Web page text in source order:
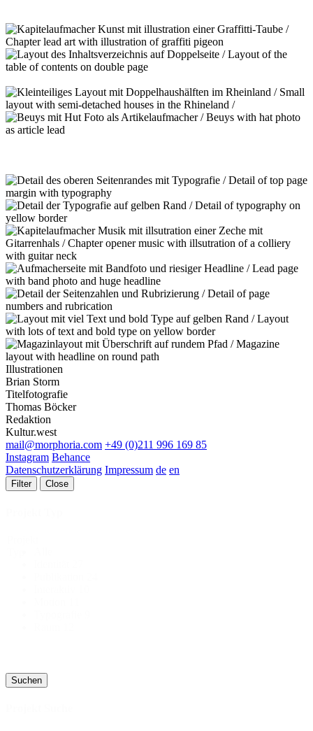
Illustrationen
Brian Storm
Titelfotografie
Thomas Böcker
Redaktion
Kultur.west
mail@morphoria.com +49 (0)211 996 169 85
Instagram Behance
Datenschutzerklärung Impressum de en
Filter Close
Suchen